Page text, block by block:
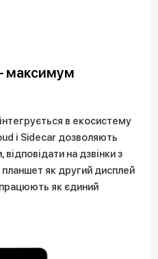
максимум
в екосистему
і Sidecar дозволяють
на дзвінки з
як другий дисплей
як єдиний